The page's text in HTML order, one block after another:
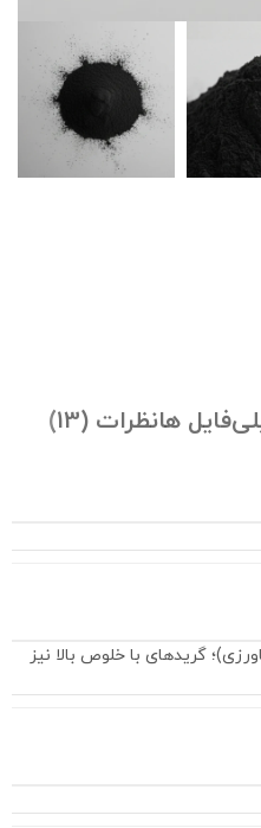
فایل هانظرات (13)
گریدهای با خلوص بالا نیز